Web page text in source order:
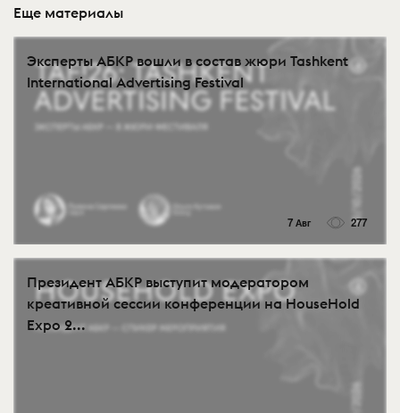
Еще материалы
Эксперты АБКР вошли в состав жюри Tashkent
International Advertising Festival
7 Авг 277
Президент АБКР выступит модератором
креативной сессии конференции на HouseHold
Expo 2...